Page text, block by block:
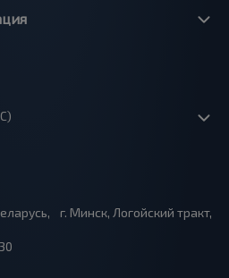
г. Минск, Логойский тракт,